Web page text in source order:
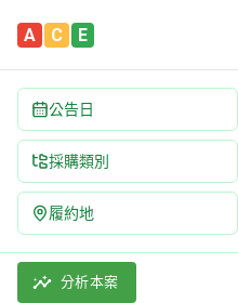
A C E
公告日
採購類別
履約地
三民國小115年5月學校午
採購類別：財物類 肉類,魚,
分析本案